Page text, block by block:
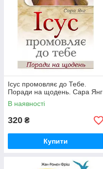
Ісус промовляє до Тебе.
Поради на щодень. Сара Янг
В наявності
320 ₴
Купити